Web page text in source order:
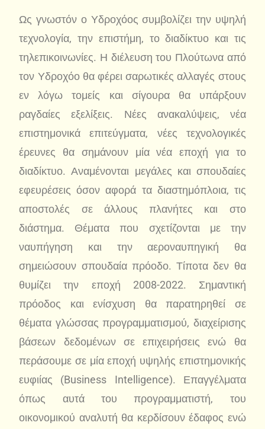
Ως γνωστόν ο Υδροχόος συμβολίζει την υψηλή
τεχνολογία, την επιστήμη, το διαδίκτυο και τις
τηλεπικοινωνίες. Η διέλευση του Πλούτωνα από
τον Υδροχόο θα φέρει σαρωτικές αλλαγές στους
εν λόγω τομείς και σίγουρα θα υπάρξουν
ραγδαίες εξελίξεις. Νέες ανακαλύψεις, νέα
επιστημονικά επιτεύγματα, νέες τεχνολογικές
έρευνες θα σημάνουν μία νέα εποχή για το
διαδίκτυο. Αναμένονται μεγάλες και σπουδαίες
εφευρέσεις όσον αφορά τα διαστημόπλοια, τις
αποστολές σε άλλους πλανήτες και στο
διάστημα. Θέματα που σχετίζονται με την
ναυπήγηση και την αεροναυπηγική θα
σημειώσουν σπουδαία πρόοδο. Τίποτα δεν θα
θυμίζει την εποχή 2008-2022. Σημαντική
πρόοδος και ενίσχυση θα παρατηρηθεί σε
θέματα γλώσσας προγραμματισμού, διαχείρισης
βάσεων δεδομένων σε επιχειρήσεις ενώ θα
περάσουμε σε μία εποχή υψηλής επιστημονικής
ευφιίας (Business Intelligence). Επαγγέλματα
όπως αυτά του προγραμματιστή, του
οικονομικού αναλυτή θα κερδίσουν έδαφος ενώ